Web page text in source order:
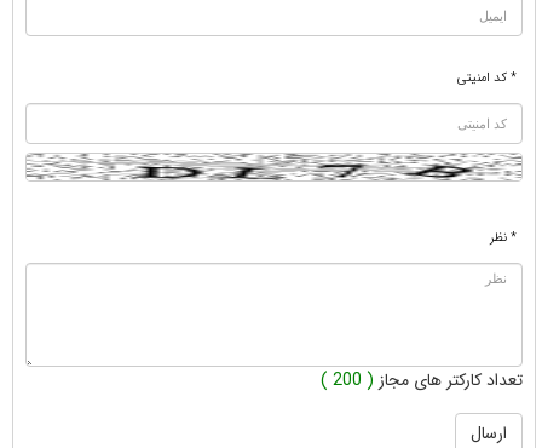
* کد امنیتی
* نظر
تعداد کارکتر های مجاز ( 200 )